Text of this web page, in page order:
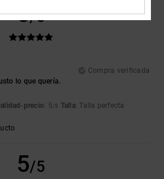
5/5
Compra verificada
lo que quería.
precio: 5/5 Talla: Talla perfecta
5/5